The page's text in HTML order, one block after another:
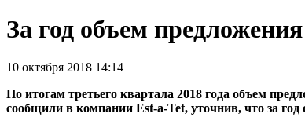
За год объем
10 октября 2018 14:14
По итогам третьего квартала 2018 года объем
сообщили в компании Est-a-Tet, уточнив, что за